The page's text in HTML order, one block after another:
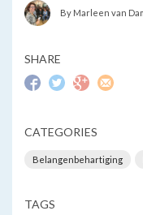
By Marleen van
SHARE
CATEGORIES
Belangenbehartiging
TAGS